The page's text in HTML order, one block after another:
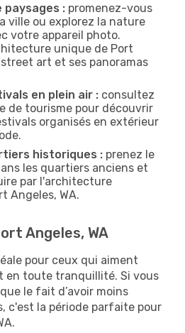
paysages : promenez-vous
ville ou explorez la nature
votre appareil photo.
unique de Port
art et ses panoramas
en plein air : consultez
de tourisme pour découvrir
organisés en extérieur
historiques : prenez le
les quartiers anciens et
par l'architecture
Angeles, WA.
Angeles, WA
pour ceux qui aiment
en toute tranquillité. Si vous
le fait d’avoir moins
c'est la période parfaite pour